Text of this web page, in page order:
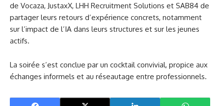
de Vocaza, JustaxX, LHH Recruitment Solutions et SAB84 de
partager leurs retours d’expérience concrets, notamment
sur l’impact de l’IA dans leurs structures et sur les jeunes
actifs.
La soirée s’est conclue par un cocktail convivial, propice aux
échanges informels et au réseautage entre professionnels.